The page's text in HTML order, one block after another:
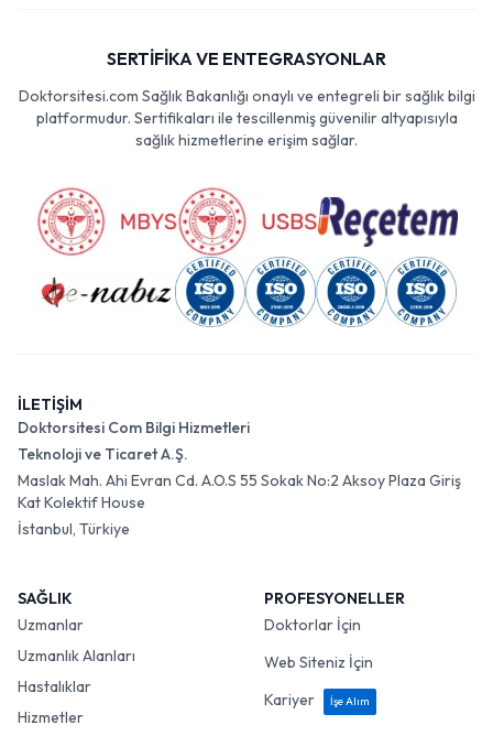
SERTİFİKA VE ENTEGRASYONLAR
Doktorsitesi.com Sağlık Bakanlığı onaylı ve entegreli bir sağlık bilgi
platformudur. Sertifikaları ile tescillenmiş güvenilir altyapısıyla
sağlık hizmetlerine erişim sağlar.
İLETİŞİM
Doktorsitesi Com Bilgi Hizmetleri
Teknoloji ve Ticaret A.Ş.
Maslak Mah. Ahi Evran Cd. A.O.S 55 Sokak No:2 Aksoy Plaza Giriş
Kat Kolektif House
İstanbul, Türkiye
SAĞLIK
Uzmanlar
Uzmanlık Alanları
Hastalıklar
Hizmetler
PROFESYONELLER
Doktorlar İçin
Web Siteniz İçin
Kariyer
İşe Alım